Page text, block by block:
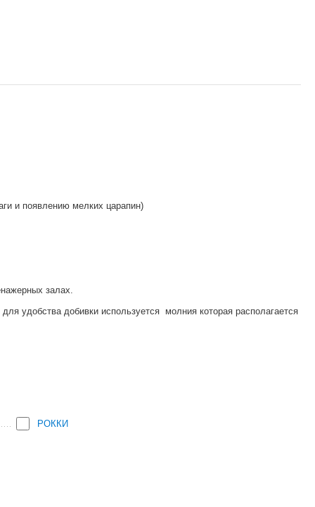
и появлению мелких царапин)
залах.
удобства добивки используется молния которая располагается
РОККИ